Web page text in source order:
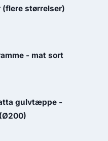
størrelser)
- mat sort
gulvtæppe -